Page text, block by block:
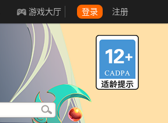
游戏大厅 登录 注册